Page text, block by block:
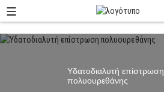
Υδατοδιαλυτή επίστρωση
πολυουρεθάνης